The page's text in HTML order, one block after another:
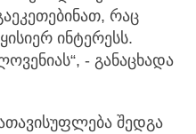
რაც
ინტერესს.
- განაცხადა
შედგა